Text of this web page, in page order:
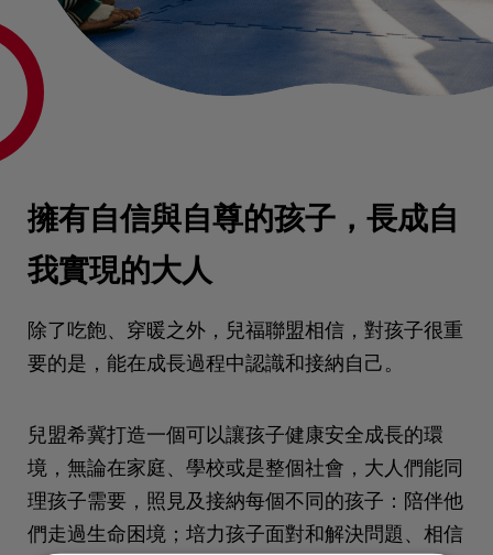
擁有自信與自尊的孩子，長成自
我實現的大人
除了吃飽、穿暖之外，兒福聯盟相信，對孩子很重
要的是，能在成長過程中認識和接納自己。
兒盟希冀打造一個可以讓孩子健康安全成長的環
境，無論在家庭、學校或是整個社會，大人們能同
理孩子需要，照見及接納每個不同的孩子：陪伴他
們走過生命困境；培力孩子面對和解決問題、相信